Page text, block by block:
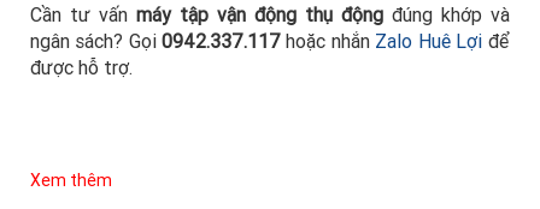
Cần tư vấn máy tập vận động thụ động đúng khớp và
ngân sách? Gọi 0942.337.117 hoặc nhắn Zalo Huê Lợi để
được hỗ trợ.
Xem thêm